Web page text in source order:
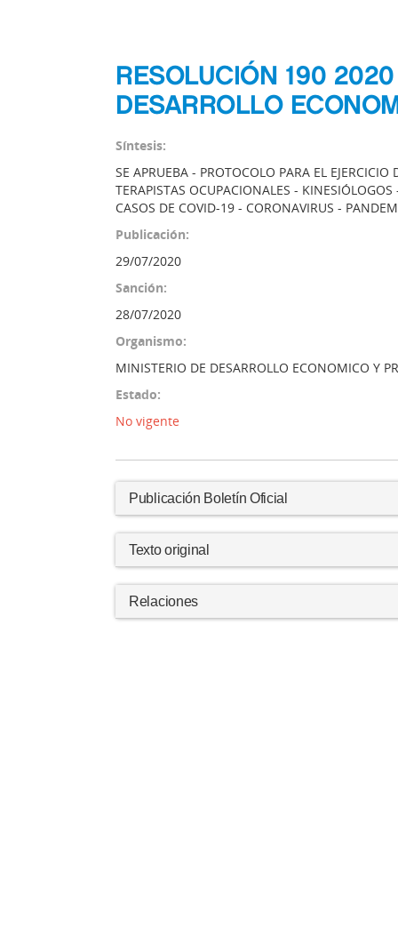
RESOLUCIÓN 190
DESARROLLO
Síntesis:
SE APRUEBA - PROTOCOLO PARA EL
TERAPISTAS OCUPACIONALES -
CASOS DE COVID-19 - CORONAVIRUS -
Publicación:
29/07/2020
Sanción:
28/07/2020
Organismo:
MINISTERIO DE DESARROLLO ECONOMICO Y
Estado:
No vigente
Publicación Boletín Oficial
Texto original
Relaciones